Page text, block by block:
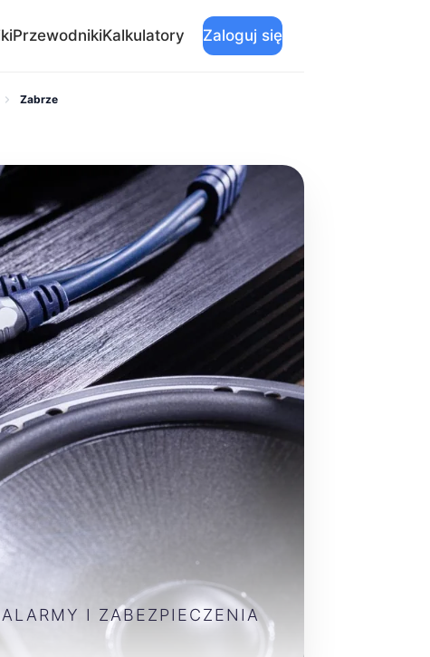
PrzewodnikiKalkulatory Zaloguj się
Zabrze
I ZABEZPIECZENIA